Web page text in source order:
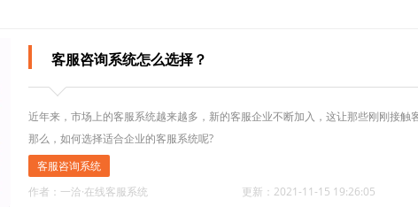
客服咨询系统怎么选择？
近年来，市场上的客服系统越来越多，新的客服企业不断加入，这让那些刚刚接触
那么，如何选择适合企业的客服系统呢?
客服咨询系统
作者：一洽·在线客服系统
更新：2021-11-15 19:26:05